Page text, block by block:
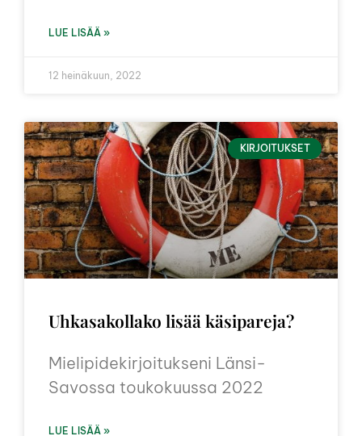
LUE LISÄÄ »
12 heinäkuun, 2022
KIRJOITUKSET
Uhkasakollako lisää käsipareja?
Mielipidekirjoitukseni Länsi-
Savossa toukokuussa 2022
LUE LISÄÄ »